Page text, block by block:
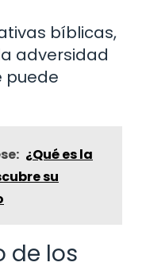
bíblicas,
adversidad
puede
¿Qué es la
su
de los